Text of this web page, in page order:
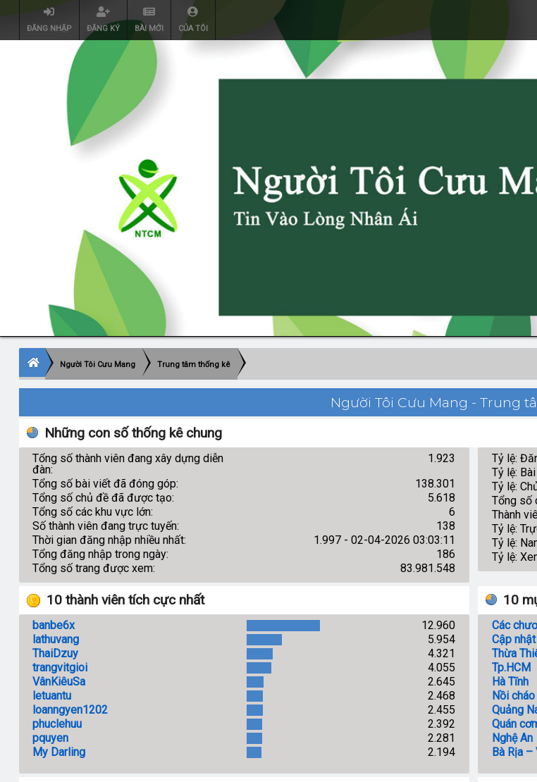
ĐĂNG NHẬP ĐĂNG KÝ BÀI MỚI CỦA TÔI
Người Tôi Cưu Mang Trung tâm thống kê
Người Tôi Cưu Mang - Trung
Những con số thống kê chung
Tổng số thành viên đang xây dựng diễn
đàn:
1.923
Tổng số bài viết đã đóng góp:
138.301
Tổng số chủ đề đã được tạo:
5.618
Tổng số các khu vực lớn:
6
Số thành viên đang trực tuyến:
138
Thời gian đăng nhập nhiều nhất:
1.997 - 02-04-2026 03:03:11
Tổng đăng nhập trong ngày:
186
Tổng số trang được xem:
83.981.548
Tỷ lệ:
Tỷ lệ:
Tỷ lệ:
Tổng số
Thành
Tỷ lệ:
Tỷ lệ:
Tỷ lệ:
10 thành viên tích cực nhất
banbe6x
12.960
lathuvang
5.954
ThaiDzuy
4.321
trangvitgioi
4.055
VânKiêuSa
2.645
letuantu
2.468
loanngyen1202
2.455
phuclehuu
2.392
pquyen
2.281
My Darling
2.194
10
Các
Cập
Thừa
Tp.HCM
Hà Tĩnh
Nồi
Quảng
Quán
Nghệ An
Bà Rịa –